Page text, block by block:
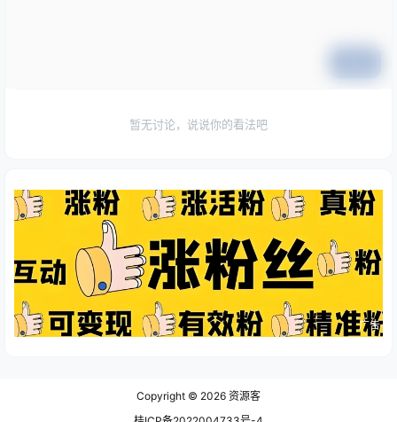
暂无讨论，说说你的看法吧
广告
Copyright © 2026 资源客